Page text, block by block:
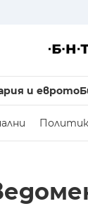
и еврото